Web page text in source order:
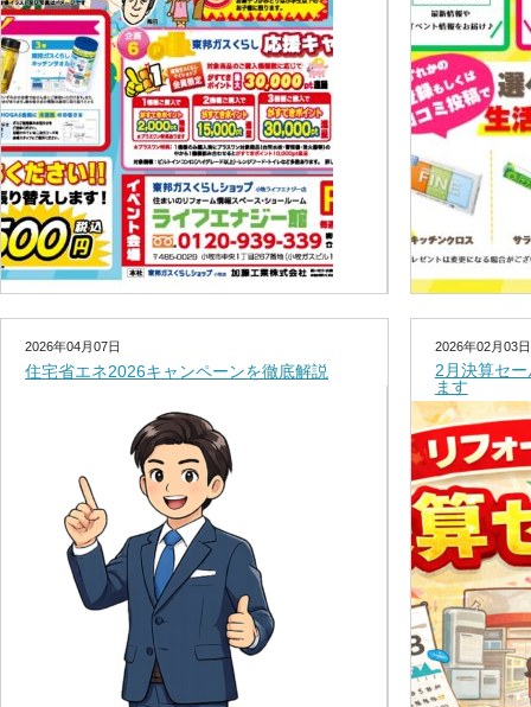
2026年04月07日
住宅省エネ2026キャンペーンを徹底解説
2026年02月03日
2月決算セ
ます